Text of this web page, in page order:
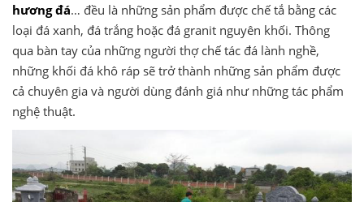
hương đá… đều là những sản phẩm được chế tắ bằng các
loại đá xanh, đá trắng hoặc đá granit nguyên khối. Thông
qua bàn tay của những người thợ chế tác đá lành nghề,
những khối đá khô ráp sẽ trở thành những sản phẩm được
cả chuyên gia và người dùng đánh giá như những tác phẩm
nghệ thuật.